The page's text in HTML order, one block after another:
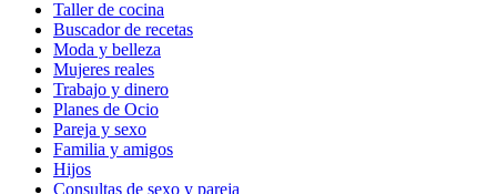
Taller de cocina
Buscador de recetas
Moda y belleza
Mujeres reales
Trabajo y dinero
Planes de Ocio
Pareja y sexo
Familia y amigos
Hijos
Consultas de sexo y pareja